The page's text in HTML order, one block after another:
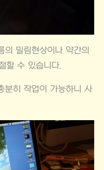
의 밀림현상이나 약간의
할 수 있습니다.
분히 작업이 가능하니 사